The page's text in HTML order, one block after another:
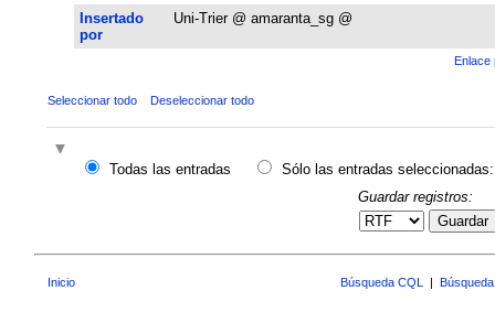
Insertado
por
Uni-Trier @ amaranta_sg @
Enlace
Seleccionar todo Deseleccionar todo
Todas las entradas
Sólo las entradas seleccionadas:
Guardar registros:
Guardar
Inicio Búsqueda CQL